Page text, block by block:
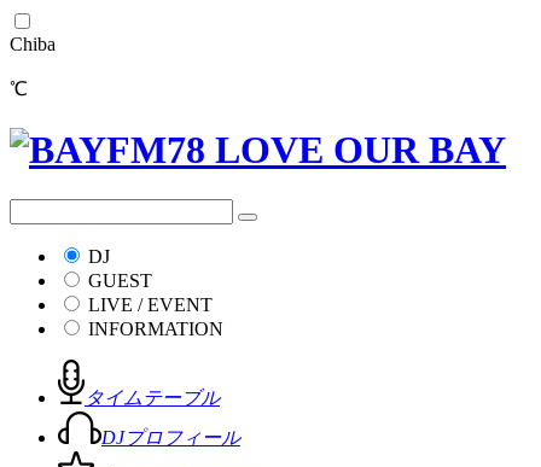
Chiba
℃
DJ
GUEST
LIVE / EVENT
INFORMATION
タイムテーブル
DJプロフィール